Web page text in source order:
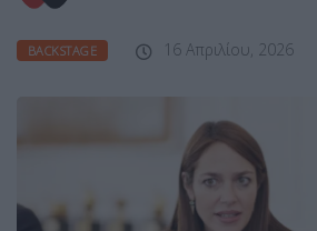
BACKSTAGE 16 Απριλίου, 2026